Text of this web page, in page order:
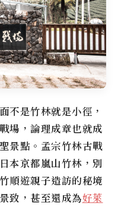
不是竹林就是小徑，
場，論理成章也就成
景點。孟宗竹林古戰
本京都嵐山竹林，別
順遊親子造訪的秘境
致，甚至還成為好萊